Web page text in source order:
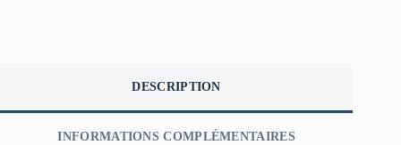
DESCRIPTION
INFORMATIONS COMPLÉMENTAIRES